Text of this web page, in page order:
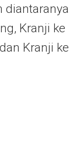
diantaranya
Kranji ke
Kranji ke